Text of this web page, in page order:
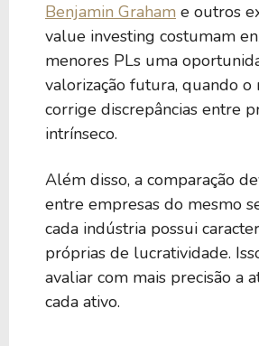
Benjamin Graham e outros
value investing costumam
menores PLs uma
valorização futura, quando o
corrige discrepâncias entre
intrínseco.
Além disso, a comparação
entre empresas do mesmo
cada indústria possui
próprias de lucratividade.
avaliar com mais precisão a
cada ativo.